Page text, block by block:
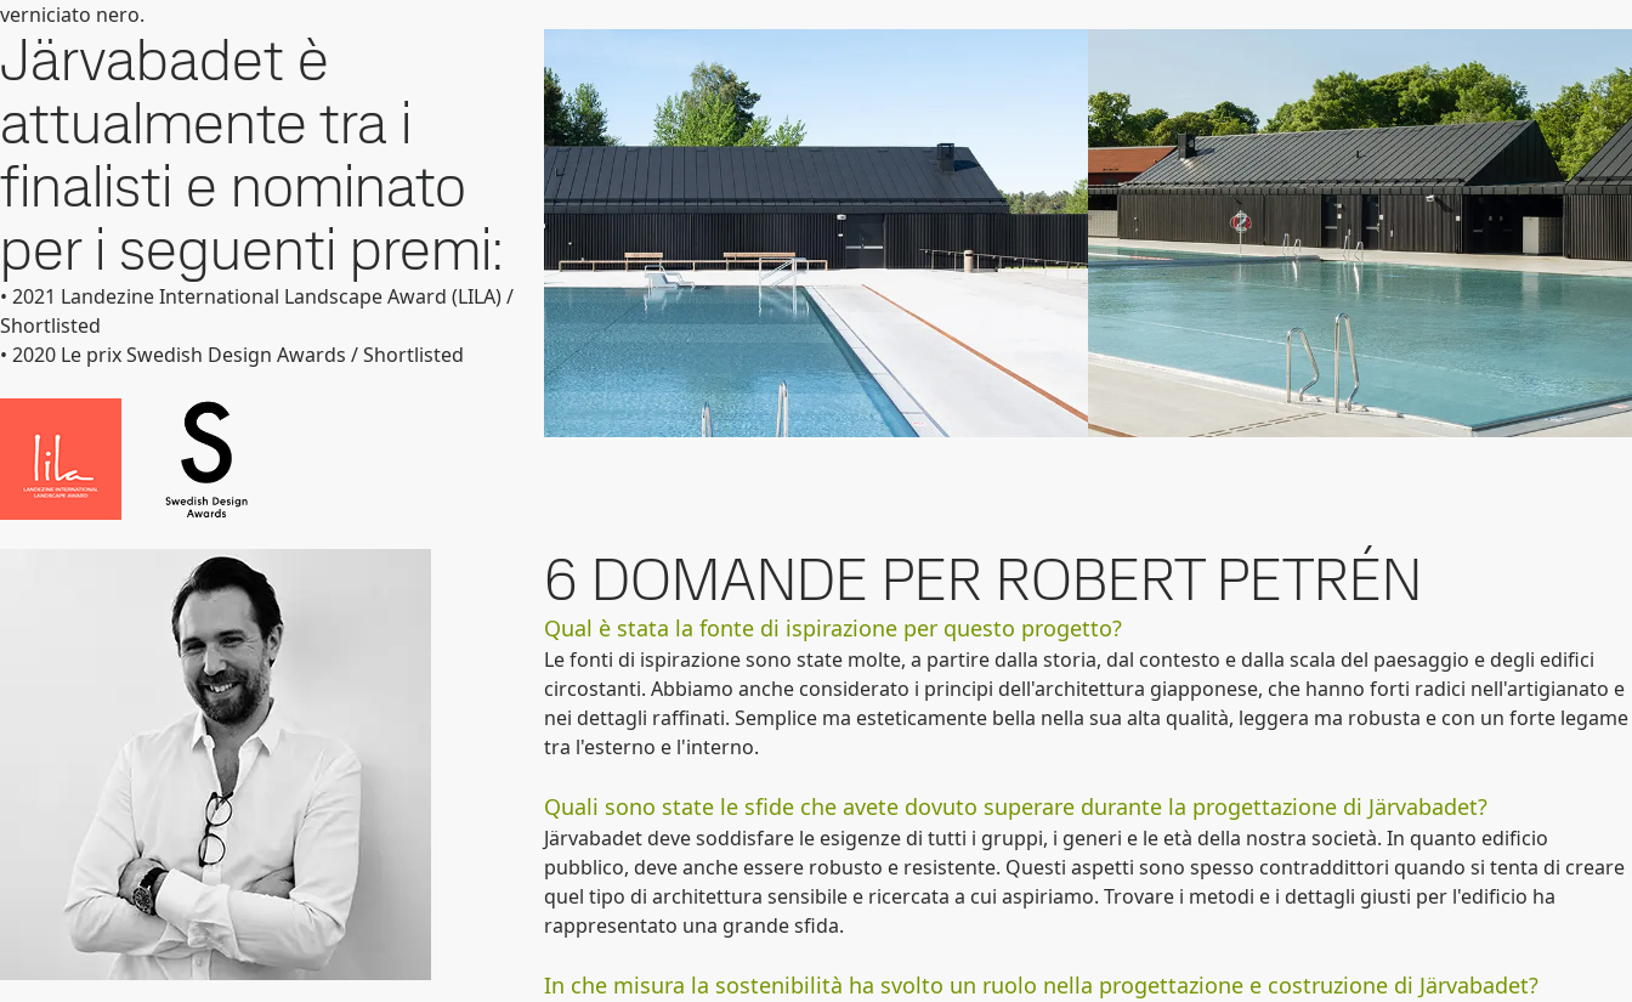
verniciato nero.
Järvabadet è
attualmente tra i
finalisti e nominato
per i seguenti premi:
• 2021 Landezine International Landscape Award (LILA) /
Shortlisted
• 2020 Le prix Swedish Design Awards / Shortlisted
6 DOMANDE PER ROBERT PETRÉN
Qual è stata la fonte di ispirazione per questo progetto?
Le fonti di ispirazione sono state molte, a partire dalla storia, dal contesto e dalla scala del paesaggio e degli edifici
circostanti. Abbiamo anche considerato i principi dell'architettura giapponese, che hanno forti radici nell'artigianato e
nei dettagli raffinati. Semplice ma esteticamente bella nella sua alta qualità, leggera ma robusta e con un forte legame
tra l'esterno e l'interno.
Quali sono state le sfide che avete dovuto superare durante la progettazione di Järvabadet?
Järvabadet deve soddisfare le esigenze di tutti i gruppi, i generi e le età della nostra società. In quanto edificio
pubblico, deve anche essere robusto e resistente. Questi aspetti sono spesso contraddittori quando si tenta di creare
quel tipo di architettura sensibile e ricercata a cui aspiriamo. Trovare i metodi e i dettagli giusti per l'edificio ha
rappresentato una grande sfida.
In che misura la sostenibilità ha svolto un ruolo nella progettazione e costruzione di Järvabadet?